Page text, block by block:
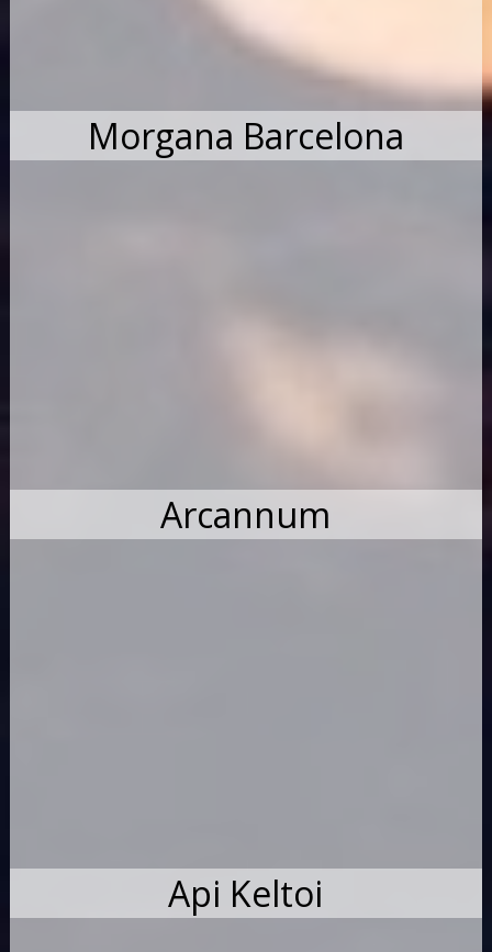
Morgana Barcelona
Arcannum
Api Keltoi